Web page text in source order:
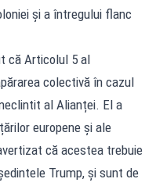
și a întregului flanc
că Articolul 5 al
colectivă în cazul
al Alianței. El a
europene și ale
că acestea trebuie
Trump, și sunt de